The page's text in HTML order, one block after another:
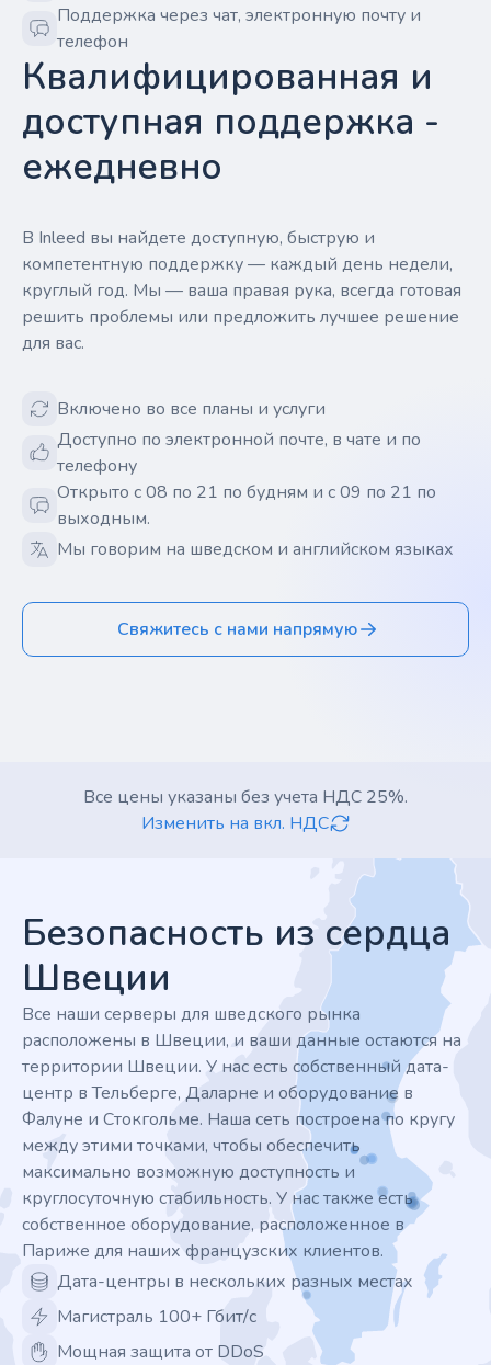
Поддержка через чат, электронную почту и
телефон
Квалифицированная и
доступная поддержка -
ежедневно
В Inleed вы найдете доступную, быструю и
компетентную поддержку — каждый день недели,
круглый год. Мы — ваша правая рука, всегда готовая
решить проблемы или предложить лучшее решение
для вас.
Включено во все планы и услуги
Доступно по электронной почте, в чате и по
телефону
Открыто с 08 по 21 по будням и с 09 по 21 по
выходным.
Мы говорим на шведском и английском языках
Свяжитесь с нами напрямую
Все цены указаны без учета НДС 25%.
Изменить на вкл. НДС
Безопасность из сердца
Швеции
Все наши серверы для шведского рынка
расположены в Швеции, и ваши данные остаются на
территории Швеции. У нас есть собственный дата-
центр в Тельберге, Даларне и оборудование в
Фалуне и Стокгольме. Наша сеть построена по кругу
между этими точками, чтобы обеспечить
максимально возможную доступность и
круглосуточную стабильность. У нас также есть
собственное оборудование, расположенное в
Париже для наших французских клиентов.
Дата-центры в нескольких разных местах
Магистраль 100+ Гбит/с
Мощная защита от DDoS